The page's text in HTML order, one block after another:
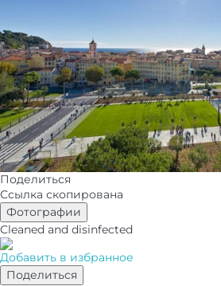
Поделиться
Ссылка скопирована
Фотографии
Cleaned and disinfected
Добавить в избранное
Поделиться